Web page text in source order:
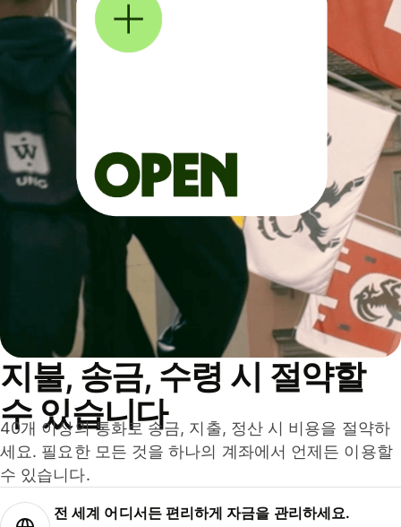
지불, 송금, 수령 시 절약할
수 있습니다
40개 이상의 통화로 송금, 지출, 정산 시 비용을 절약하
세요. 필요한 모든 것을 하나의 계좌에서 언제든 이용할
수 있습니다.
전 세계 어디서든 편리하게 자금을 관리하세요.